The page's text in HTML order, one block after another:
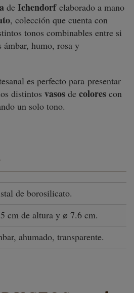
de Ichendorf elaborado a mano
, colección que cuenta con
tonos combinables entre si
humo, rosa y
es perfecto para presentar
distintos vasos de colores con
un solo tono.
de borosilicato.
cm de altura y ⌀ 7.6 cm.
ahumado, transparente.